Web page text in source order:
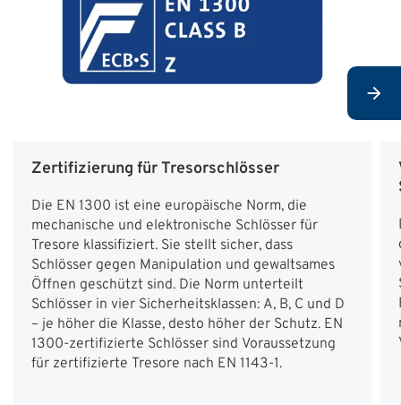
Zertifizierung für Tresorschlösser
Die EN 1300 ist eine europäische Norm, die
mechanische und elektronische Schlösser für
Tresore klassifiziert. Sie stellt sicher, dass
Schlösser gegen Manipulation und gewaltsames
Öffnen geschützt sind. Die Norm unterteilt
Schlösser in vier Sicherheitsklassen: A, B, C und D
– je höher die Klasse, desto höher der Schutz. EN
1300-zertifizierte Schlösser sind Voraussetzung
für zertifizierte Tresore nach EN 1143-1.